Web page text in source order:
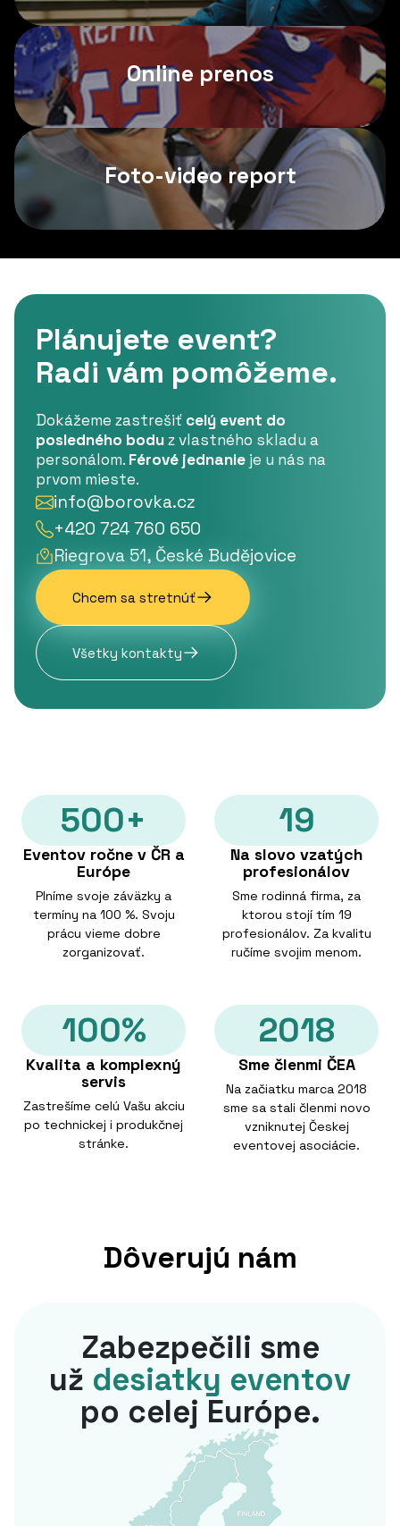
Online prenos
Foto-video report
Plánujete event?
Radi vám pomôžeme.
Dokážeme zastrešiť celý event do
posledného boduz vlastného skladu a
personálom. Férové jednanie je u nás na
prvom mieste.
info@borovka.cz
+420 724 760 650
Riegrova 51, České Budějovice
Chcem sa stretnúť
Všetky kontakty
500+
Eventov ročne v ČR a
Európe
Plníme svoje záväzky a
termíny na 100 %. Svoju
prácu vieme dobre
zorganizovať.
19
Na slovo vzatých
profesionálov
Sme rodinná firma, za
ktorou stojí tím 19
profesionálov. Za kvalitu
ručíme svojim menom.
100%
Kvalita a komplexný
servis
Zastrešíme celú Vašu akciu
po technickej i produkčnej
stránke.
2018
Sme členmi ČEA
Na začiatku marca 2018
sme sa stali členmi novo
vzniknutej Českej
eventovej asociácie.
Dôverujú nám
Zabezpečili sme
už desiatky eventov
po celej Európe.